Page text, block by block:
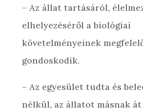
– Az állat tartásáról,
elhelyezéséről a biológiai
követelményeinek
gondoskodik.
– Az egyesület tudta és
nélkül, az állatot másnak át